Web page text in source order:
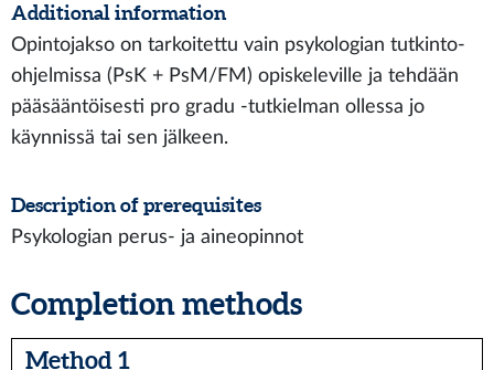
Additional information
Opintojakso on tarkoitettu vain psykologian tutkinto-
ohjelmissa (PsK + PsM/FM) opiskeleville ja tehdään
pääsääntöisesti pro gradu -tutkielman ollessa jo
käynnissä tai sen jälkeen.
Description of prerequisites
Psykologian perus- ja aineopinnot
Completion methods
Method 1